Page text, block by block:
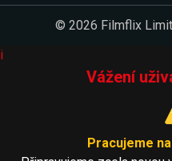
© 2026 Filmflix
i
Vážení
Pracujeme